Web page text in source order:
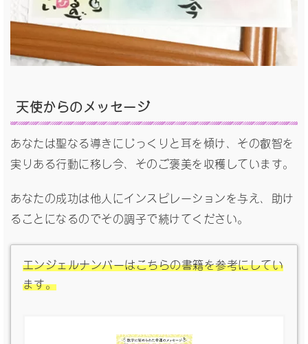
天使からのメッセージ
あなたは聖なる導きにじっくりと耳を傾け、その叡智を
実りある行動に移し今、そのご褒美を収穫しています。
あなたの成功は他人にインスピレーションを与え、助け
ることになるのでその調子で続けてください。
エンジェルナンバーはこちらの書籍を参考にしてい
ます。